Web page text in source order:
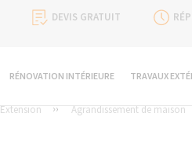
DEVIS GRATUIT
RÉNOVATION INTÉRIEURE TRAVAUX
Extension Agrandissement de maison